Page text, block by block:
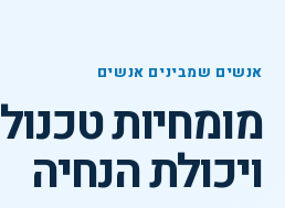
אנשים שמבינים אנשים
מומחיות
ויכולת הנחיה